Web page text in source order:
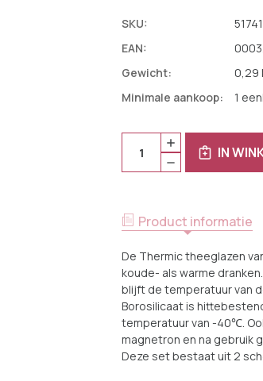
SKU:
EAN:
Gewicht:
0,29
Minimale aankoop:
1
Huidige
Voorraad:
HOEVEELHEID
VERLAGEN
THEEGLAS
THERMIC
29.5
CL
-
BOROSILICAAT
TRANSPARANT
2
STUKS
HOEVEELHEID
VERHOGEN
VAN
LUIGI
29.5
CL
BOROSILICAAT
TRANSPARANT
2
STUKS
IN
Product informatie
De Thermic theeglazen
koude- als warme
blijft de temperatuur van
Borosilicaat is
temperatuur van -40℃.
magnetron en na gebruik
Deze set bestaat uit 2